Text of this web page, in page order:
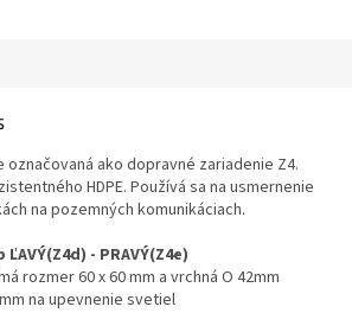
označovaná ako dopravné zariadenie Z4.
HDPE. Používá sa na usmernenie
na pozemných komunikáciach.
- PRAVÝ(Z4e)
rozmer 60 x 60 mm a vrchná O 42mm
na upevnenie svetiel